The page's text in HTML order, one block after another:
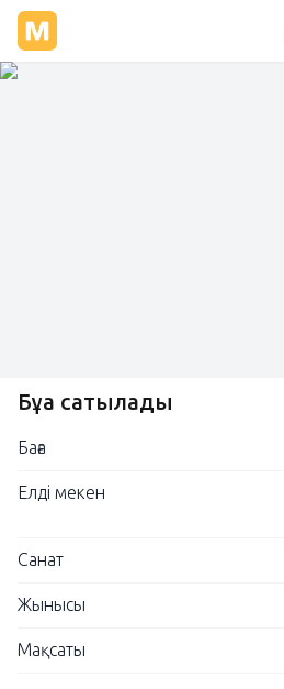
Бұқа сатылады
Баға
Елді мекен
Санат
Жынысы
Мақсаты